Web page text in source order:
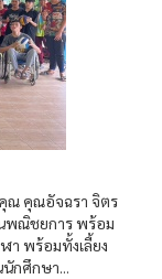
ณ คุณอัจฉรา จิตร
พณิชยการ พร้อม
พร้อมทั้งเลี้ยง
นักศึกษา...